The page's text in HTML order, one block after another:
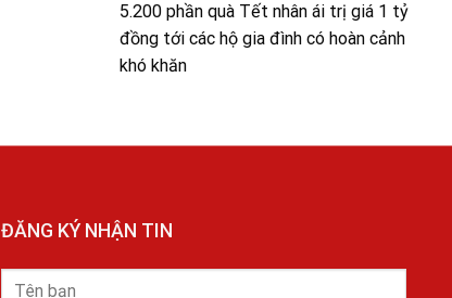
5.200 phần quà Tết nhân ái trị giá 1 tỷ
đồng tới các hộ gia đình có hoàn cảnh
khó khăn
ĐĂNG KÝ NHẬN TIN